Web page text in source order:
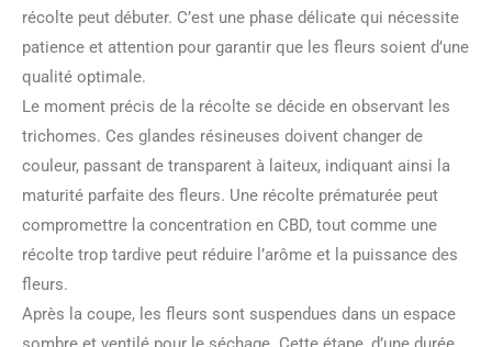
récolte peut débuter. C’est une phase délicate qui nécessite
patience et attention pour garantir que les fleurs soient d’une
qualité optimale.
Le moment précis de la récolte se décide en observant les
trichomes. Ces glandes résineuses doivent changer de
couleur, passant de transparent à laiteux, indiquant ainsi la
maturité parfaite des fleurs. Une récolte prématurée peut
compromettre la concentration en CBD, tout comme une
récolte trop tardive peut réduire l’arôme et la puissance des
fleurs.
Après la coupe, les fleurs sont suspendues dans un espace